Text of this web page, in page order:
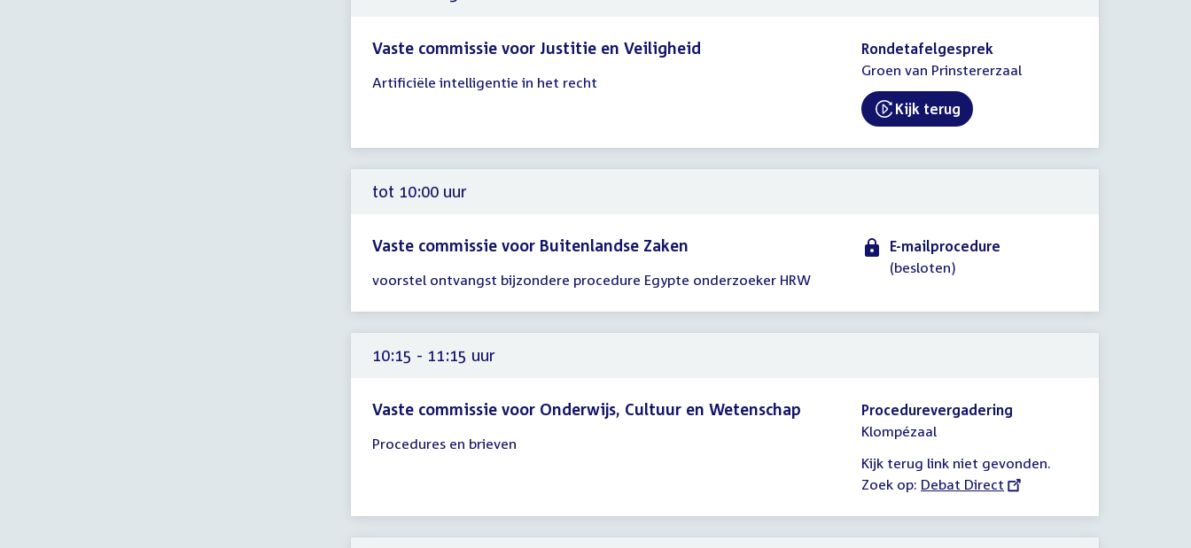
Vaste commissie voor Justitie en Veiligheid
vergadering
12:30
uur
Artificiële intelligentie in het recht
Rondetafelgesprek
Groen van Prinstererzaal
External link:
Kijk terug
tot 10:00 uur
Vaste commissie voor Buitenlandse Zaken
vergadering
tot
10:00
uur
voorstel ontvangst bijzondere procedure Egypte onderzoeker HRW
E-mailprocedure
(besloten)
10:15 - 11:15 uur
Vaste commissie voor Onderwijs, Cultuur en Wetenschap
vergadering
11:15
uur
Procedures en brieven
Procedurevergadering
Klompézaal
Kijk terug link niet gevonden.
Zoek op: External
Debat Direct